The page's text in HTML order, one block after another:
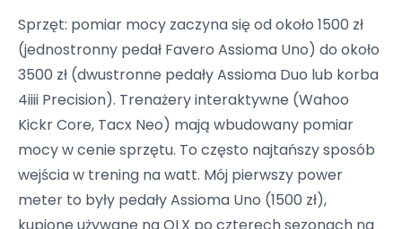
Sprzęt: pomiar mocy zaczyna się od około 1500 zł
(jednostronny pedał Favero Assioma Uno) do około
3500 zł (dwustronne pedały Assioma Duo lub korba
4iiii Precision). Trenażery interaktywne (Wahoo
Kickr Core, Tacx Neo) mają wbudowany pomiar
mocy w cenie sprzętu. To często najtańszy sposób
wejścia w trening na watt. Mój pierwszy power
meter to były pedały Assioma Uno (1500 zł),